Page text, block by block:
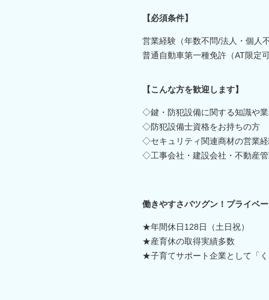
【必須条件】
営業経験（年数不問/法人・個人
普通自動車第一種免許（AT限定
【こんな方を歓迎します】
◇鍵・防犯設備に関する知識や
◇防犯設備士資格をお持ちの方
◇セキュリティ関連商材の営業
◇工事会社・建設会社・不動産
働きやすさバツグン！プライベ
★年間休日128日（土日祝）
★産育休の取得実績多数
★子育てサポート企業として「